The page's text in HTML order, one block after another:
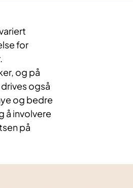
for
og på
også
og bedre
å involvere
på